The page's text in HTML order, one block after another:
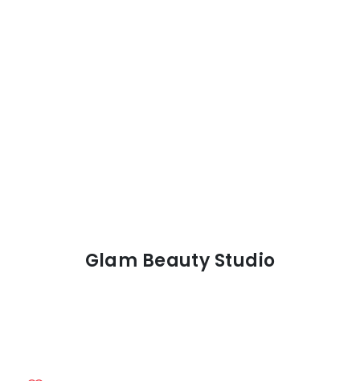
Glam Beauty Studio